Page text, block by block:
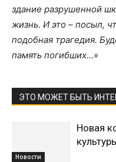
здание разрушенной
жизнь. И это – посыл,
подобная трагедия.
память погибших…»
ЭТО МОЖЕТ БЫТЬ
Новости
Новая